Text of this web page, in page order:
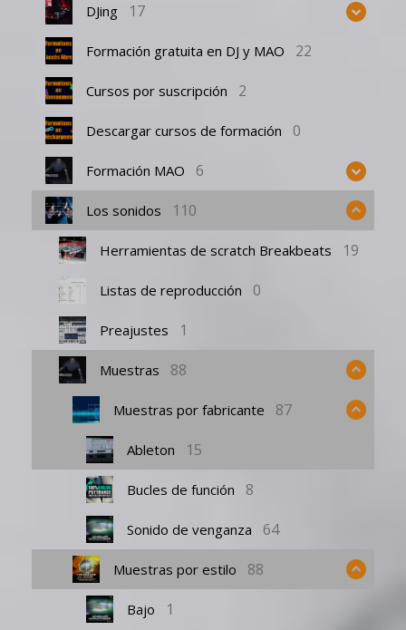
DJing 17
Formación gratuita en DJ y MAO 22
Cursos por suscripción 2
Descargar cursos de formación 0
Formación MAO 6
Los sonidos 110
Herramientas de scratch Breakbeats 19
Listas de reproducción 0
Preajustes 1
Muestras 88
Muestras por fabricante 87
Ableton 15
Bucles de función 8
Sonido de venganza 64
Muestras por estilo 88
Bajo 1